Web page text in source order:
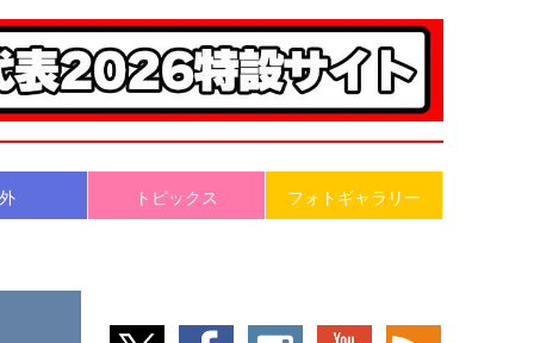
トピックス フォトギャラリー